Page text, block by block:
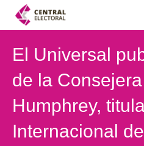
El Universal
de la
Humphrey,
Internacional